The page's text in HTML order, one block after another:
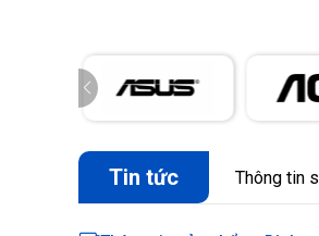
Tin tức Thông tin